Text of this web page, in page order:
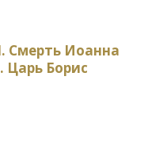
Смерть Иоанна
Царь Борис